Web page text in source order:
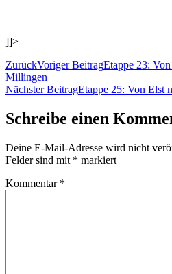
]]>
ZurückVoriger BeitragEtappe 23:
Millingen
Nächster BeitragEtappe 25: Von Elst
Schreibe einen
Deine E-Mail-Adresse wird nicht
Felder sind mit * markiert
Kommentar *